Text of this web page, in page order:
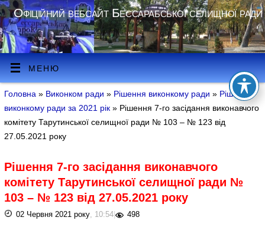
Офіційний вебсайт Бессарабської селищної ради
МЕНЮ
Головна » Виконком ради» Рішення виконкому ради» Рішення
виконкому ради за 2021 рік» Рішення 7-го засідання виконавчого
комітету Тарутинської селищної ради № 103 – № 123 від
27.05.2021 року
Рішення 7-го засідання виконавчого
комітету Тарутинської селищної ради №
103 – № 123 від 27.05.2021 року
02 Червня 2021 року, 10:54| 498